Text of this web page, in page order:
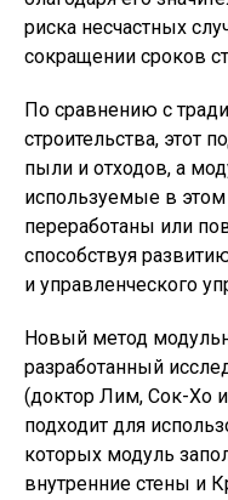
риска несчастных
сокращении сроков
По сравнению с
строительства, этот
пыли и отходов, а
используемые в
переработаны или
способствуя
и управленческого
Новый метод
разработанный
(доктор Лим, Сок-Хо
подходит для
которых модуль
внутренние стены и